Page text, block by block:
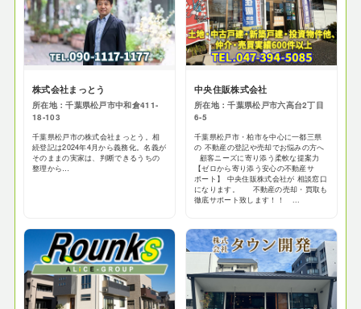
株式会社まっとう
所在地：千葉県松戸市中和倉411-
18-103
千葉県松戸市の株式会社まっとう。相
続登記は2024年4月から義務化。名義が
そのままの実家は、判断できるうちの
整理から…
中央住販株式会社
所在地：千葉県松戸市六高台2丁目
6-5
千葉県松戸市・柏市を中心に一都三県
の 不動産の登記や売却でお悩みの方へ
顧客ニーズに寄り添う柔軟な提案力
【ゼロから寄り添う安心の不動産サ
ポート】 中央住販株式会社が 相談窓口
になります。 不動産の売却・買取も
徹底サポート致します！！ ...